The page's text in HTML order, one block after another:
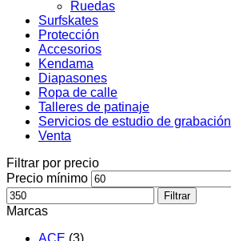
Ruedas
Surfskates
Protección
Accesorios
Kendama
Diapasones
Ropa de calle
Talleres de patinaje
Servicios de estudio de grabación
Venta
Filtrar por precio
Precio mínimo
Filtrar
Marcas
ACE (3)